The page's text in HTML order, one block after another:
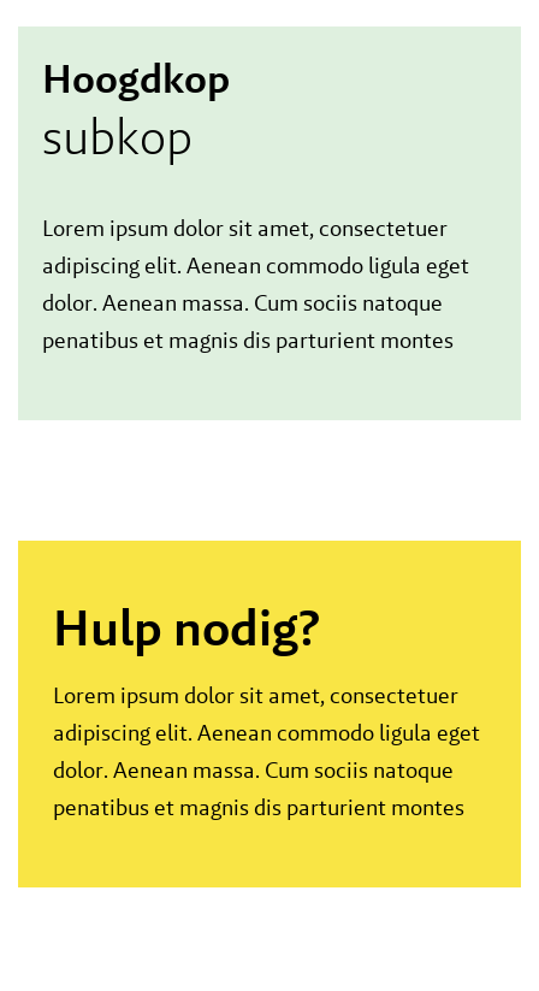
Hoogdkop
subkop
Lorem ipsum dolor sit amet, consectetuer
adipiscing elit. Aenean commodo ligula eget
dolor. Aenean massa. Cum sociis natoque
penatibus et magnis dis parturient montes
Hulp nodig?
Lorem ipsum dolor sit amet, consectetuer
adipiscing elit. Aenean commodo ligula eget
dolor. Aenean massa. Cum sociis natoque
penatibus et magnis dis parturient montes